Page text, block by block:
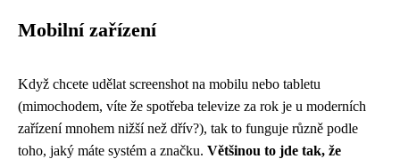
Mobilní zařízení
Když chcete udělat screenshot na mobilu nebo tabletu
(mimochodem, víte že spotřeba televize za rok je u moderních
zařízení mnohem nižší než dřív?), tak to funguje různě podle
toho, jaký máte systém a značku. Většinou to jde tak, že